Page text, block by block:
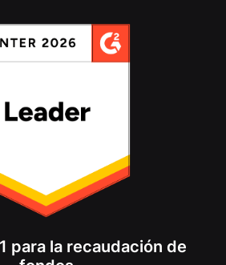
para la recaudación de